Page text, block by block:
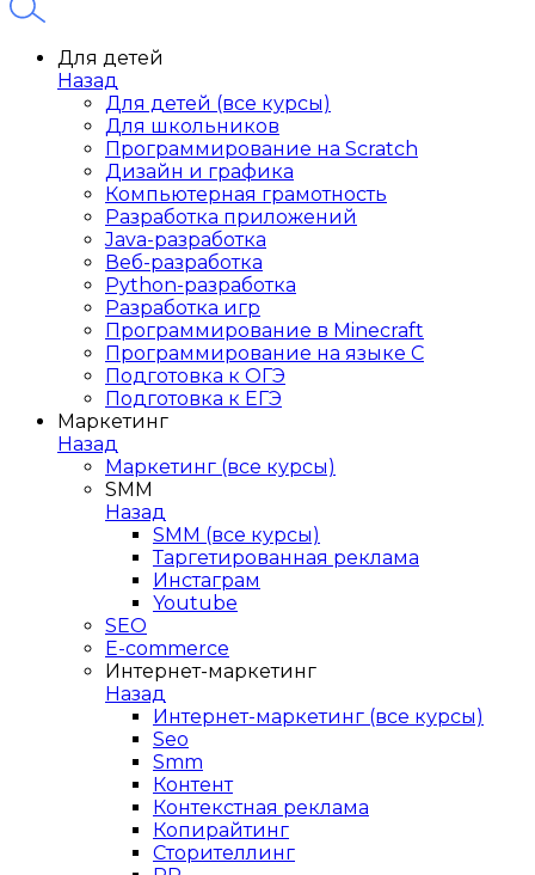
Для детей
Назад
Для детей (все курсы)
Для школьников
Программирование на Scratch
Дизайн и графика
Компьютерная грамотность
Разработка приложений
Java-разработка
Веб-разработка
Python-разработка
Разработка игр
Программирование в Minecraft
Программирование на языке C
Подготовка к ОГЭ
Подготовка к ЕГЭ
Маркетинг
Назад
Маркетинг (все курсы)
SMM
Назад
SMM (все курсы)
Таргетированная реклама
Инстаграм
Youtube
SEO
E-сommerce
Интернет-маркетинг
Назад
Интернет-маркетинг (все курсы)
Seo
Smm
Контент
Контекстная реклама
Копирайтинг
Сторителлинг